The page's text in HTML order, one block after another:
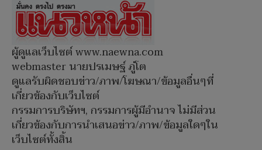
ผู้ดูแลเว็บไซต์ www.naewna.com
webmaster นายปรเมษฐ์ ภู่โต
ดูแลรับผิดชอบข่าว/ภาพ/โฆษณา/ข้อมูลอื่นๆที่
เกี่ยวข้องกับเว็บไซต์
กรรมการบริษัทฯ, กรรมการผู้มีอำนาจ ไม่มีส่วน
เกี่ยวข้องกับการนำเสนอข่าว/ภาพ/ข้อมูลใดๆใน
เว็บไซต์ทั้งสิ้น